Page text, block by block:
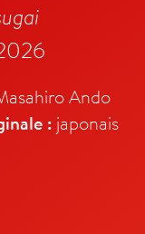
Ando
: japonais